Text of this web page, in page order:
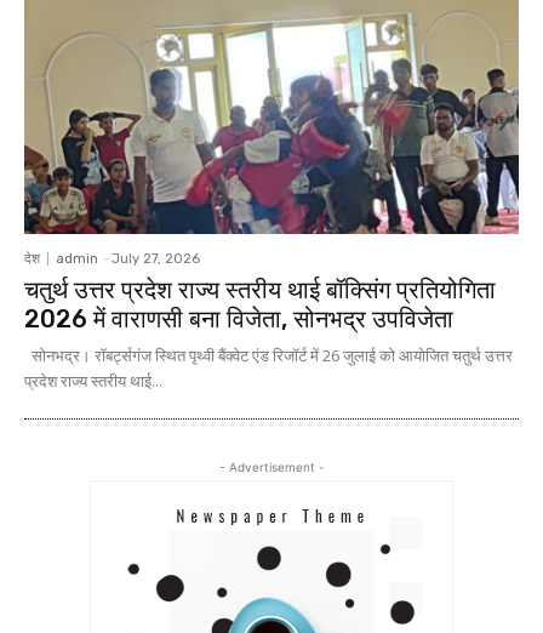
देश admin - July 27, 2026
चतुर्थ उत्तर प्रदेश राज्य स्तरीय थाई बॉक्सिंग प्रतियोगिता
2026 में वाराणसी बना विजेता, सोनभद्र उपविजेता
सोनभद्र। रॉबर्ट्सगंज स्थित पृथ्वी बैंक्वेट एंड रिजॉर्ट में 26 जुलाई को आयोजित चतुर्थ उत्तर
प्रदेश राज्य स्तरीय थाई...
- Advertisement -